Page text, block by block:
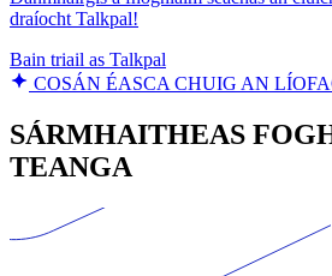
draíocht Talkpal!
Bain triail as Talkpal
COSÁN ÉASCA CHUIG AN
SÁRMHAITHEAS
TEANGA